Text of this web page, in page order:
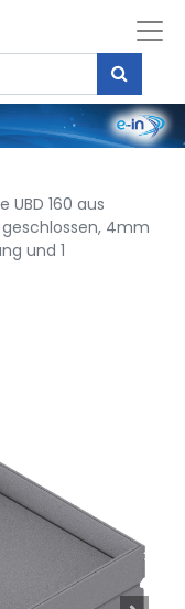
160 aus
4mm
und 1